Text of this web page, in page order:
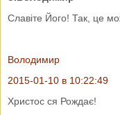
Славіте Його! Так, це
Володимир
2015-01-10 в 10:22:49
Христос ся Рождає!